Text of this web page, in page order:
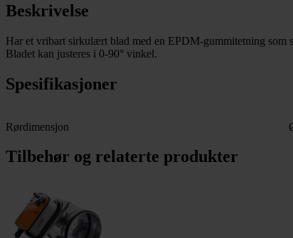
Beskrivelse
Har et vribart sirkulært blad med en EPDM-gummitetning som
Bladet kan justeres i 0-90° vinkel.
Spesifikasjoner
Rørdimensjon
Tilbehør og relaterte produkter